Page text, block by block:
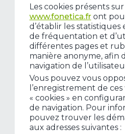
Les cookies présents
www.fonetica.fr ont
d’établir les
de fréquentation et
différentes pages et
manière anonyme, afin
navigation de
Vous pouvez vous
l’enregistrement de
« cookies » en
de navigation. Pour
pouvez trouver les
aux adresses suivantes :